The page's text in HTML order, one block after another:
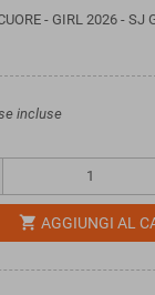
- GIRL 2026 - SJ
incluse
shopping_cart AGGIUNGI AL